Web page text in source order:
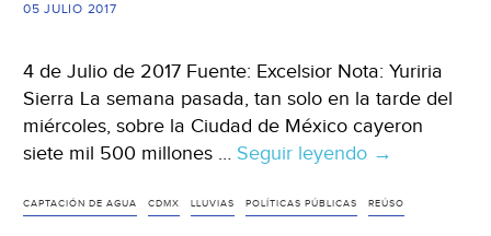
05 JULIO 2017
4 de Julio de 2017 Fuente: Excelsior Nota: Yuriria
Sierra La semana pasada, tan solo en la tarde del
miércoles, sobre la Ciudad de México cayeron
siete mil 500 millones … Seguir leyendo ¿Y
hidropolítica,
→
CAPTACIÓN DE AGUA CDMX LLUVIAS POLÍTICAS PÚBLICAS REÚSO